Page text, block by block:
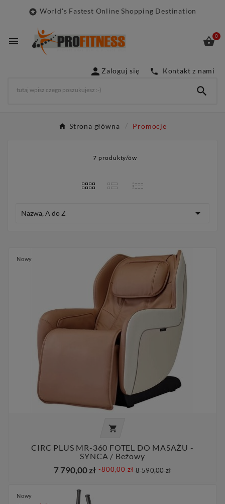
 World's Fastest Online Shopping Destination
 0
 Zaloguj się  Kontakt z nami

Strona główna Promocje
7 produkty/ów
Nazwa, A do Z 
Nowy

CIRC PLUS MR-360 FOTEL DO MASAŻU -
SYNCA / Beżowy
7 790,00 zł -800,00 zł 8 590,00 zł
Nowy